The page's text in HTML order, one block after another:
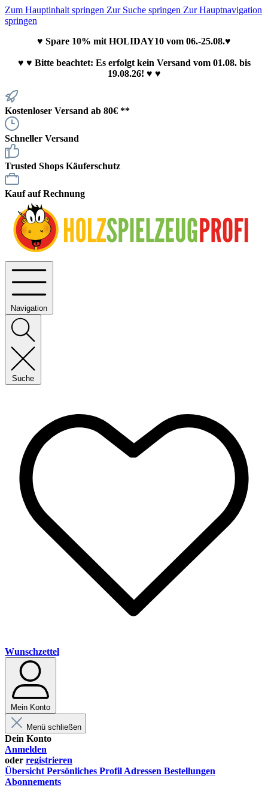
Zum Hauptinhalt springen Zur Suche springen Zur Hauptnavigation
springen
♥ Spare 10% mit HOLIDAY10 vom 06.-25.08.♥
♥ ♥ Bitte beachtet: Es erfolgt kein Versand vom 01.08. bis
19.08.26! ♥ ♥
Kostenloser Versand ab 80€ **
Schneller Versand
Trusted Shops Käuferschutz
Kauf auf Rechnung
Navigation
Suche
Wunschzettel
Mein Konto
Menü schließen
Dein Konto
Anmelden
oder registrieren
Übersicht Persönliches Profil Adressen Bestellungen
Abonnements